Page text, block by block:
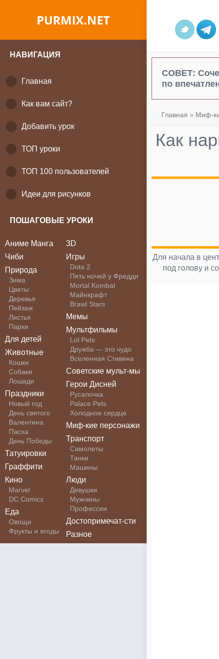
PURMIX.NET
НАВИГАЦИЯ
Главная
Как вам сайт?
Добавить урок
ТОП уроки
ТОП 100 пользователей
Идеи для рисунков
ПОШАГОВЫЕ УРОКИ
Аниме Манга
Чиби
Природа
Зима
Цветы
Деревья
Пейзаж
Листья
Парки
Для детей
Животные
Кошки
Собаки
Лошади
Праздники
Новый год
День святого
Валентина
Пасха
День Победы
Татуировки
Граффити
Кино
Marvel
DC Comics
Еда
Овощи
Фрукты и ягоды
3D
Игры
Dota 2
Пять ночей у Фредди
Mortal Kombat
Майнкрафт
Brawl Stars
Мемы
Мультфильмы
Lol Pets
Дружба — это чудо
Вселенная Стивена
Советские мульт-мы
Герои Дисней
Русалочка
Palace Pets
Холодное сердце
Миф-кие персонажи
Транспорт
Самолеты
Танки
Машины
Люди
Девушки
Мужчины
Профессии
Достопримечат-сти
Разное
СОВЕТ:
по
Главная » Миф-
Как
Для начала в
под голову и